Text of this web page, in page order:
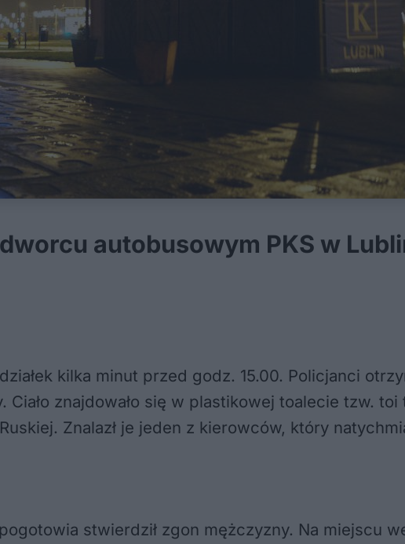
autobusowym PKS w
kilka minut przed godz. 15.00. Policjanci
Ciało znajdowało się w plastikowej toalecie tzw.
Znalazł je jeden z kierowców, który
stwierdził zgon mężczyzny. Na miejscu